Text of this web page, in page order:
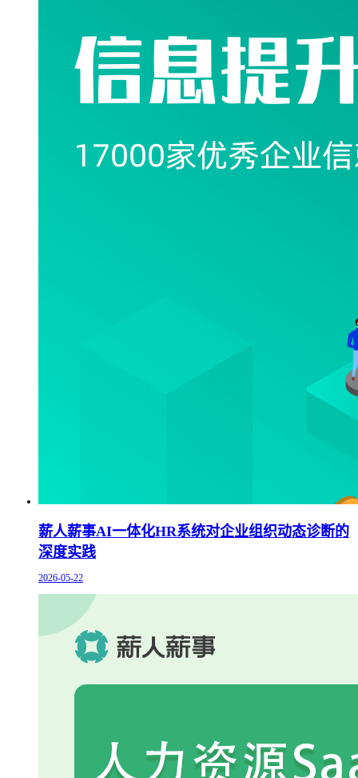
薪人薪事AI一体化HR系统对企业组织动态诊断的
深度实践
2026-05-22